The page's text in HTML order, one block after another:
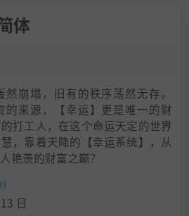
体
崩塌，旧有的秩序荡然无存。
的来源，【幸运】更是唯一的财
打工人，在这个命运天定的世界
，靠着天降的【幸运系统】，从
艳羡的财富之巅？
日